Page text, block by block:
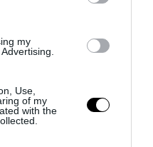
my
Use,
of my
with the
αρχήν τον
τα ίχνη του
αυτοψίες,
να